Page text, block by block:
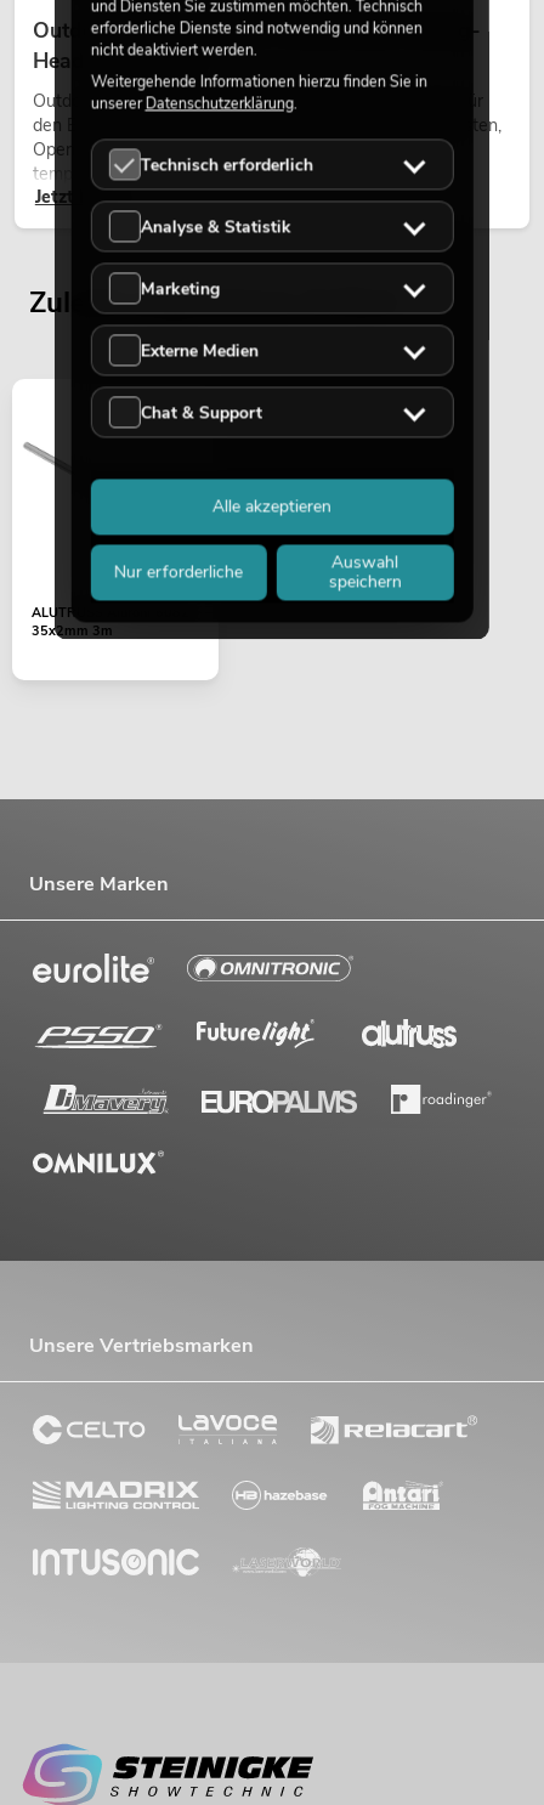
Outdoor Moving-Heads: Wetterfeste Moving-
Heads bei Events
Outdoor Moving-Heads sind bewegliche Scheinwerfer für
den Einsatz im Freien. Sie werden bei Festivals, Stadtfesten,
Open-Air-Konzerten, Architekturinszenierungen und
temporären Außeninstallationen eingesetzt.
Jetzt lesen
Zuletzt angesehene Artikel
ALUTRUSS Alurohr 6082
35x2mm 3m
Unsere Marken
Unsere Vertriebsmarken
und Diensten Sie zustimmen möchten. Technisch
erforderliche Dienste sind notwendig und können
nicht deaktiviert werden.
Weitergehende Informationen hierzu finden Sie in
unsererDatenschutzerklärung.
Technisch erforderlich
Analyse & Statistik
Marketing
Externe Medien
Chat & Support
Nur erforderliche
Auswahl
speichern
Alle akzeptieren